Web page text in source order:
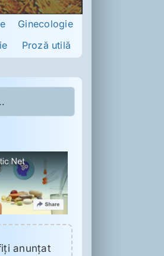
Ginecologie
Proză utilă
anunţat